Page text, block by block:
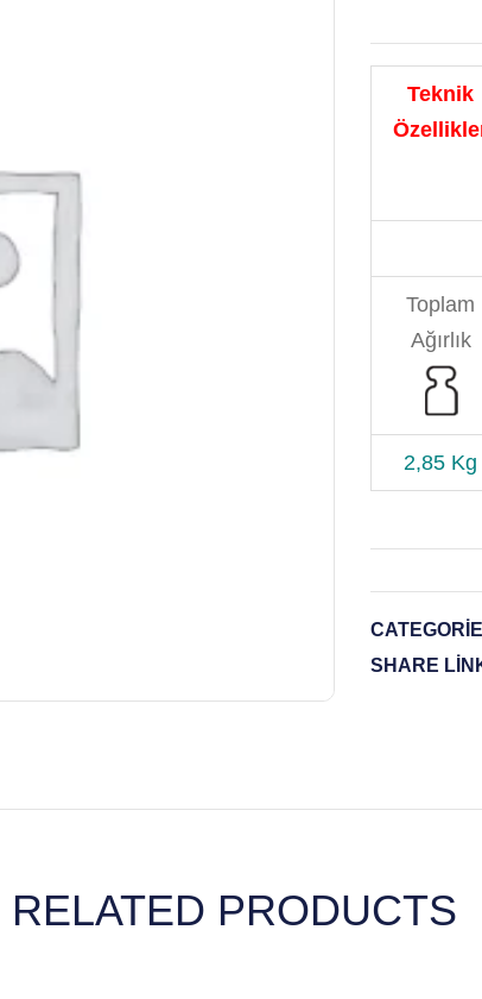
Teknik
Toplam
Ağırlık
2,85 Kg
SHARE
RELATED PRODUCTS